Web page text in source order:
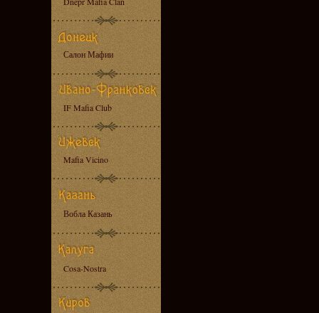
Салон Мафии
IF Mafia Club
Mafia Vicino
Вобла Казань
Cosa-Nostra